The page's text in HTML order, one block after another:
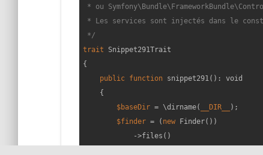
* ou
* Les services sont injectés dans le
*/
trait
Snippet291Trait
{
public function snippet291( ): void
{
$baseDir = \dirname( __DIR__
);
$finder = ( new Finder())
            ->files()